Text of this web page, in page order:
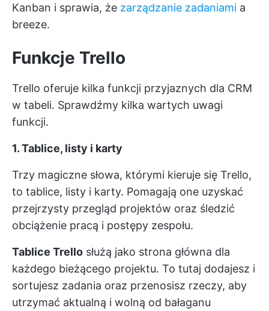
Kanban i sprawia, że zarządzanie zadaniami a
breeze.
Funkcje Trello
Trello oferuje kilka funkcji przyjaznych dla CRM
w tabeli. Sprawdźmy kilka wartych uwagi
funkcji.
1. Tablice, listy i karty
Trzy magiczne słowa, którymi kieruje się Trello,
to tablice, listy i karty. Pomagają one uzyskać
przejrzysty przegląd projektów oraz śledzić
obciążenie pracą i postępy zespołu.
Tablice Trello służą jako strona główna dla
każdego bieżącego projektu. To tutaj dodajesz i
sortujesz zadania oraz przenosisz rzeczy, aby
utrzymać aktualną i wolną od bałaganu